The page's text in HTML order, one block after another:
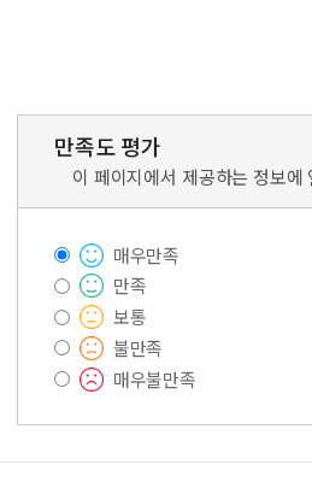
만족도 평가
이 페이지에서 제공하는 정보에
매우만족
만족
보통
불만족
매우불만족